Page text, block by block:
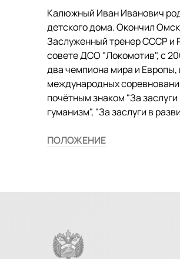
Калюжный Иван Иванович
детского дома. Окончил
Заслуженный тренер СССР и
совете ДСО "Локомотив", с
два чемпиона мира и
международных
почётным знаком "За
гуманизм", "За заслуги в
ПОЛОЖЕНИЕ